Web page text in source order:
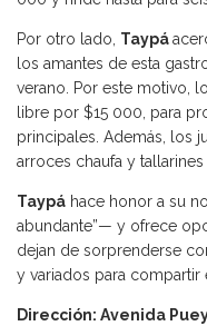
Por otro lado, Taypá
los amantes de esta
verano. Por este motivo,
libre por $15 000, para
principales. Además, los
arroces chaufa y tallarines
Taypá hace honor a su
abundante”— y ofrece
dejan de sorprenderse
y variados para compartir
Dirección: Avenida